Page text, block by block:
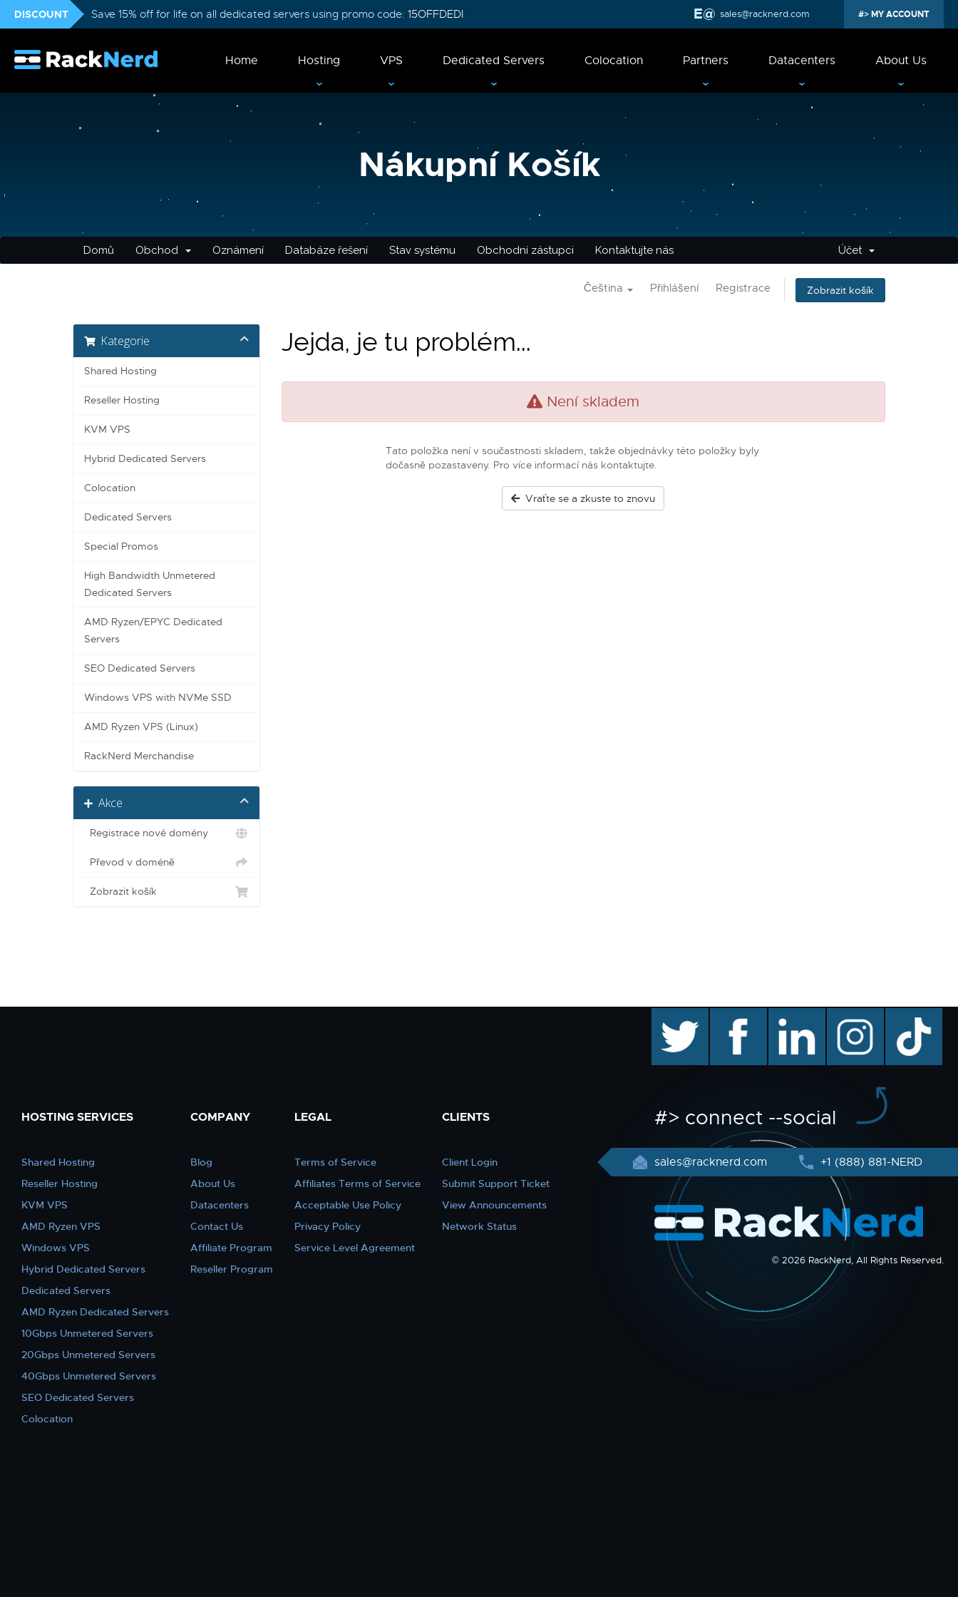
DISCOUNT Save 15% off for life on all dedicated servers using promo code: 15OFFDEDI sales@racknerd.com MY ACCOUNT
Home Hosting VPS Dedicated Servers Colocation Partners Datacenters About Us
Nákupní Košík
Domů Obchod Oznámení Databáze řešení Stav systému Obchodní zástupci Kontaktujte nás Účet
Čeština Přihlášení Registrace Zobrazit košík
Kategorie
Shared Hosting
Reseller Hosting
KVM VPS
Hybrid Dedicated Servers
Colocation
Dedicated Servers
Special Promos
High Bandwidth Unmetered
Dedicated Servers
AMD Ryzen/EPYC Dedicated
Servers
SEO Dedicated Servers
Windows VPS with NVMe SSD
AMD Ryzen VPS (Linux)
RackNerd Merchandise
Akce
Registrace nové domény
Převod v doméně
Zobrazit košík
Jejda, je tu problém...
Není skladem
Tato položka není v součastnosti skladem, takže objednávky této položky byly
dočasně pozastaveny. Pro více informací nás kontaktujte.
Vraťte se a zkuste to znovu
HOSTING SERVICES
Shared Hosting
Reseller Hosting
KVM VPS
AMD Ryzen VPS
Windows VPS
Hybrid Dedicated Servers
Dedicated Servers
AMD Ryzen Dedicated Servers
10Gbps Unmetered Servers
20Gbps Unmetered Servers
40Gbps Unmetered Servers
SEO Dedicated Servers
Colocation
COMPANY
Blog
About Us
Datacenters
Contact Us
Affiliate Program
Reseller Program
LEGAL
Terms of Service
Affiliates Terms of Service
Acceptable Use Policy
Privacy Policy
Service Level Agreement
CLIENTS
Client Login
Submit Support Ticket
View Announcements
Network Status
facebook linkedin instagram TikTok
#> connect --social
sales@racknerd.com +1 (888) 881-NERD
© 2026 RackNerd, All Rights Reserved.